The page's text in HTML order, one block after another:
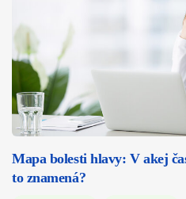
Mapa bolesti hlavy: V akej
to znamená?